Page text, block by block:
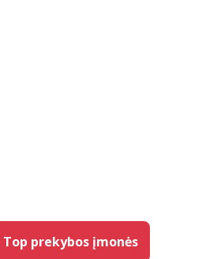
Top prekybos įmonės